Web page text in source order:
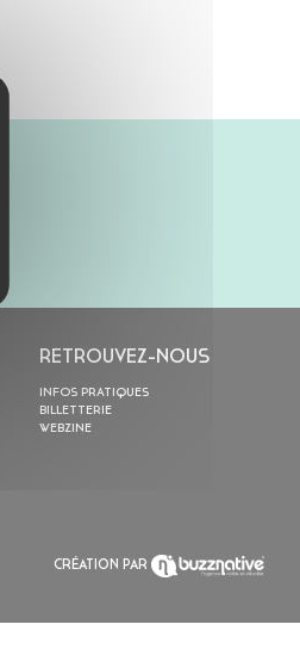
RETROUVEZ-NOUS
INFOS PRATIQUES
BILLETTERIE
WEBZINE
CRÉATION PAR